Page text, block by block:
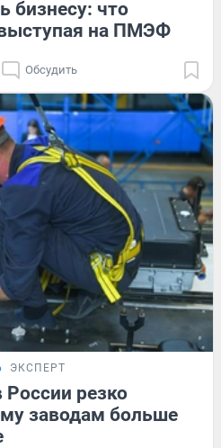
бизнесу: что
на ПМЭФ
Обсудить
ЭКСПЕРТ
резко
заводам больше